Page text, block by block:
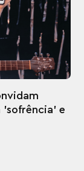
'sofrência' e